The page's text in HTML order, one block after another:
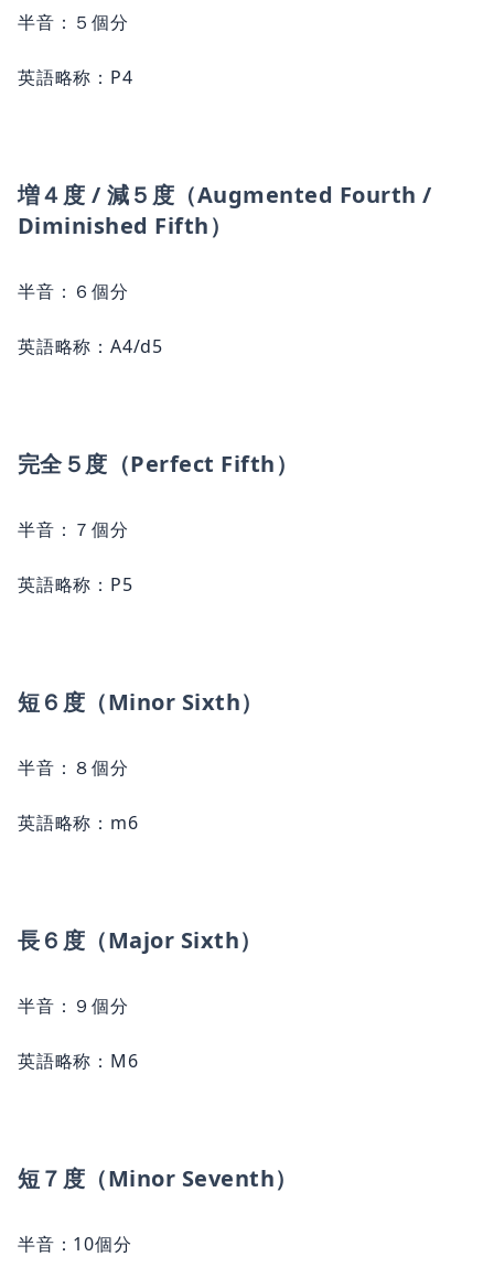
半音：５個分
英語略称：P4
増４度 / 減５度（Augmented Fourth /
Diminished Fifth）
半音：６個分
英語略称：A4/d5
完全５度（Perfect Fifth）
半音：７個分
英語略称：P5
短６度（Minor Sixth）
半音：８個分
英語略称：m6
長６度（Major Sixth）
半音：９個分
英語略称：M6
短７度（Minor Seventh）
半音：10個分